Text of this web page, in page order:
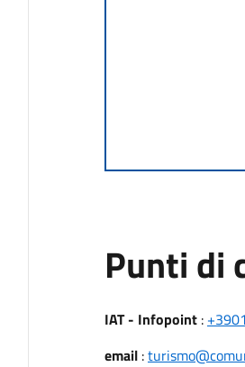
Punti di
IAT - Infopoint:
email: